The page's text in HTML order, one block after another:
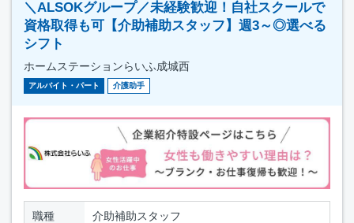
＼ALSOKグループ／未経験歓迎！自社スクールで
資格取得も可【介助補助スタッフ】週3～◎選べる
シフト
ホームステーションらいふ成城西
アルバイト・パート 介護助手
職種 介助補助スタッフ